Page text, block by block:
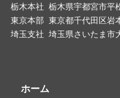
栃木本社 栃木県宇都宮市平
東京本部 東京都千代田区岩
埼玉支社 埼玉県さいたま市
ホーム